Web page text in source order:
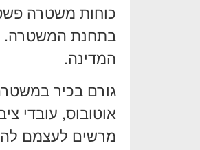
כוחות משטרה
בתחנת המשטרה.
המדינה.
גורם בכיר
אוטובוס, עובדי
מרשים לעצמם